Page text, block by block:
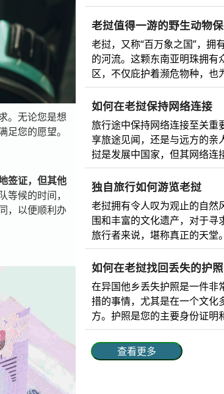
。无论您是想
您的愿望。
签证，但其他
候的时间，
，以便顺利办
琐复杂的手续而烦恼。 别担
好了最全面的老挝电子签证指
及其完整、即时、最安全、最
申请流程。 所以，无论您是梦想着琅勃拉邦的瀑布
美景，还是想在湄公河上欣赏
了解所需的文件以及如何申请
甸。需要立即办理电子签证吗
的旅客提供的终极签证解决方
来看看吧！ 关于老挝精致迷人的
是东南亚一个令人惊叹的旅游
景、神秘的寺庙、宁静的风景
闻名于世。 不仅如此，老挝还
老挝值得一游的野生动物
老挝，又称“百万象之国”，拥
的河流。这颗东南亚明珠拥有
区，不仅庇护着濒危物种，也
得的机会，让他们能够近距离
生动物保护区简介 老挝是东南
以其丰富多样的自然美景而闻
湿地和山脉庇护着种类繁多的
羚、亚洲黑熊和云豹等珍稀濒
动物保护区不仅是这些物种的
作用。这些保护区让游客能够
徒步穿越茂密的丛林到观赏珍
静的河流和湿地。 对于喜欢
自然的人来说，老挝的野生动
的体验，同时支持可持续旅游
要去老挝的野生动物保护区参
亚地区知名度不高，但它却是
如何在老挝保持网络连接
旅行途中保持网络连接至关重
享旅途见闻，还是与远方的亲
挝是发展中国家，但其网络连
改善。 老挝的移动网络 老挝
额、网络分布和覆盖范围如下： 电信运营商 市场份
额 网络覆盖范围 技术 优势 老挝联合酒店 51% 覆盖
范围最广，包括城市和偏远地区。 4G、5G
村网络覆盖，老挝首家 5G 服
网。 老挝电信 34% 覆盖老挝全境，包括农村地区。
速的互联网。 老挝比林 10% 覆盖城市和半城市地
区，农
独自旅行如何游览老挝
老挝拥有令人叹为观止的自然
围和丰富的文化遗产，对于寻
旅行者来说，堪称真正的天堂
步，到湄公河上的游轮之旅，
统，老挝总能为独立旅行者提
老挝单人旅行者电子签证 老
旅行授权，方便独自旅行者无
请入境老挝。一般来说，电子
家，有效期为30天；旅行者只
的主要入境口岸（包括主要机
如何在老挝找回丢失的护照
在异国他乡丢失护照是一件非
措的事情，尤其是在一个文化
方。护照是您的主要身份证明
失或被盗会打乱您的计划，令
满挑战，但只要做好充分的准
骤，这种情况是可以解决的。
查看更多